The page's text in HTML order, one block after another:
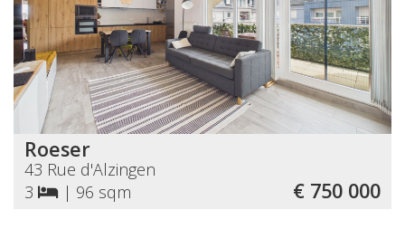
Roeser
43 Rue d'Alzingen
3
| 96 sqm € 750 000